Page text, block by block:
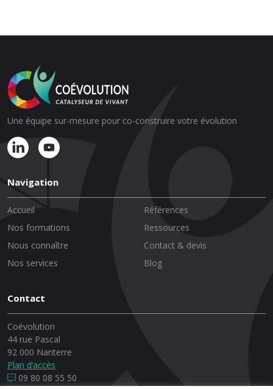
Une équipe sur-mesure pour co-construire votre évolution
Navigation
Accueil
Nos formations
Nous connaître
Nos services
Références
Ressources
Contact & devis
Blog
Contact
Coévolution
44 rue Pascal
92 000 Nanterre
Plan d’accès
09 80 08 55 50